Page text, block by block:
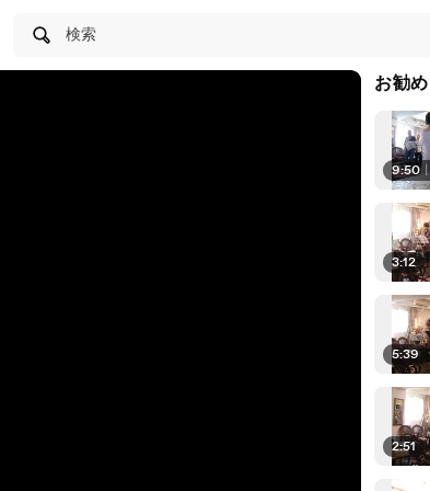
検索
お勧め
9:50 |
3:12
5:39
2:51